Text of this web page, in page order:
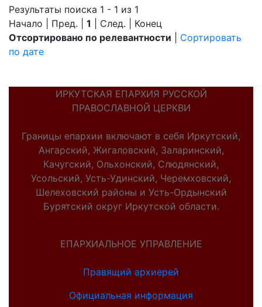
Результаты поиска 1 - 1 из 1
Начало | Пред. | 1 | След. | Конец
Отсортировано по релевантности
Сортировать
по дате
ИРКУТСКАЯ ЕПАРХИЯ РУССКОЙ
ПРАВОСЛАВНОЙ ЦЕРКВИ
Границы епархии включают в себя Иркутский,
Ангарский, Жигаловский, Заларинский,
Качугский, Ольхонский, Слюдянский,
Усольский, Усть-Удинский, Черемховский,
Шелеховский районы и Усть-Ордынский
Бурятский округ Иркутской области.
ЕПАРХИАЛЬНОЕ УПРАВЛЕНИЕ
Правящий архиерей
Официальная информация